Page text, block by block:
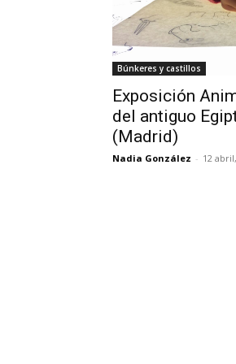
Búnkeres y castillos
Exposición
del antiguo
(Madrid)
Nadia González - 12